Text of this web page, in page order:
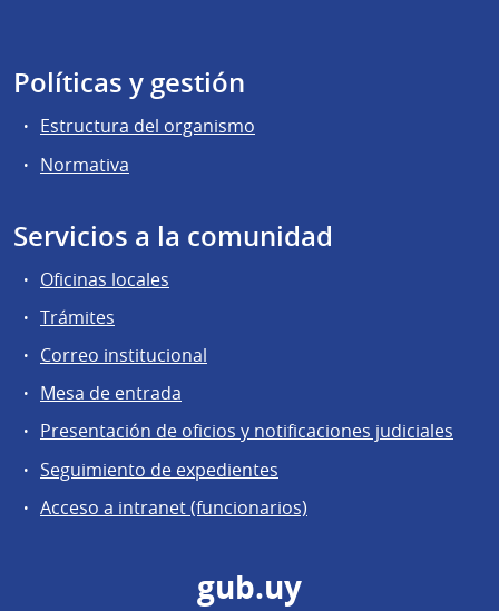
Políticas y gestión
Estructura del organismo
Normativa
Servicios a la comunidad
Oficinas locales
Trámites
Correo institucional
Mesa de entrada
Presentación de oficios y notificaciones judiciales
Seguimiento de expedientes
Acceso a intranet (funcionarios)
gub.uy